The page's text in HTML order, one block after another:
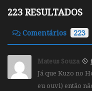
223 RESULTADOS
Comentários 223
Mateus Souza
Já que Kuzo no
eu ouvi) então